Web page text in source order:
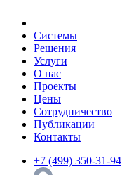
Системы
Решения
Услуги
О нас
Проекты
Цены
Сотрудничество
Публикации
Контакты
+7 (499) 350-31-94